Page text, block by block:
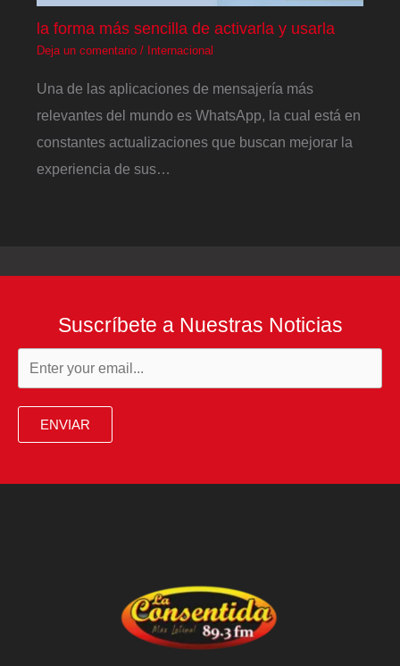
la forma más sencilla de activarla y usarla
Deja un comentario / Internacional
Una de las aplicaciones de mensajería más
relevantes del mundo es WhatsApp, la cual está en
constantes actualizaciones que buscan mejorar la
experiencia de sus…
Suscríbete a Nuestras Noticias
ENVIAR